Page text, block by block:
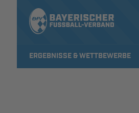
ERGEBNISSE & WETTBEWERBE